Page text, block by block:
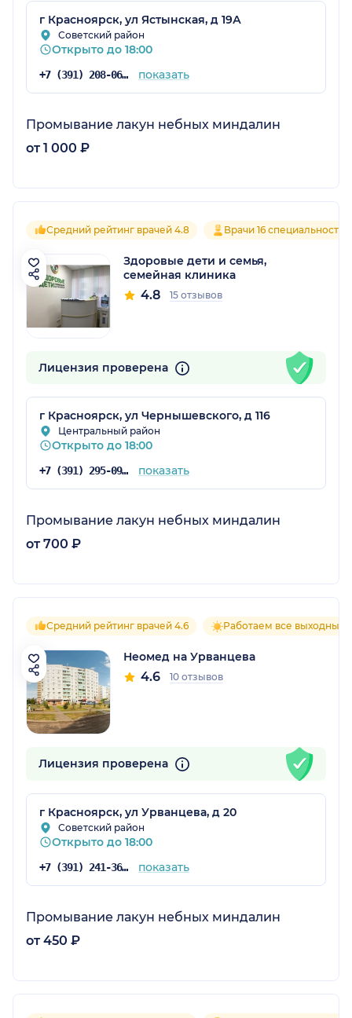
г Красноярск, ул Ястынская, д 19А
Советский район
Открыто до 18:00
+7 (391) 208-06-06 показать
Промывание лакун небных миндалин
от 1 000 ₽
Средний рейтинг врачей 4.8 Врачи 16 специальностей
Здоровые дети и семья,
семейная клиника
4.8 15 отзывов
Лицензия проверена
г Красноярск, ул Чернышевского, д 116
Центральный район
Открыто до 18:00
+7 (391) 295-09-48 показать
Промывание лакун небных миндалин
от 700 ₽
Средний рейтинг врачей 4.6 Работаем все выходные
Неомед на Урванцева
4.6 10 отзывов
Лицензия проверена
г Красноярск, ул Урванцева, д 20
Советский район
Открыто до 18:00
+7 (391) 241-36-49 показать
Промывание лакун небных миндалин
от 450 ₽